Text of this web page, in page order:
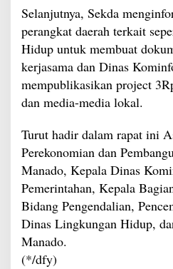
Selanjutnya, Sekda
perangkat daerah terkait
Hidup untuk membuat
kerjasama dan Dinas
mempublikasikan project
dan media-media lokal.
Turut hadir dalam rapat ini
Perekonomian dan
Manado, Kepala Dinas
Pemerintahan, Kepala
Bidang Pengendalian,
Dinas Lingkungan Hidup,
Manado.
(*/dfy)